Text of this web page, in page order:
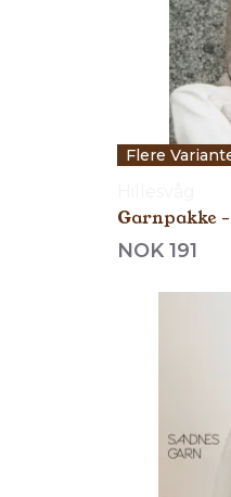
Flere
Garnpakke
NOK 191